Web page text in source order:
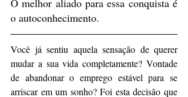
O melhor aliado para essa conquista é
o autoconhecimento.
Você já sentiu aquela sensação de querer
mudar a sua vida completamente? Vontade
de abandonar o emprego estável para se
arriscar em um sonho? Foi esta decisão que